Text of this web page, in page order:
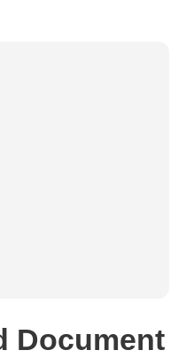
Document